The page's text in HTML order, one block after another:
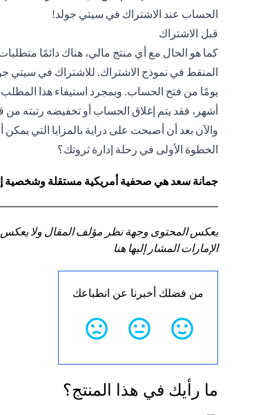
الحساب عند الاشتراك في سيتي جولد!
قبل الاشتراك
كما هو الحال مع أي منتج مالي، هناك دائمًا
أشهر، فقد يتم إغلاق الحساب أو تخفيضه رتبته
والآن بعد أن أصبحت على دراية بالمزايا التي
الخطوة الأولى في رحلة إدارة ثروتك؟
جمانة سعد هي صحفية أمريكية مستقلة وشخصية
يعكس المحتوى وجهة نظر مؤلف المقال ولا يعكس
الإمارات المشار إليها هنا
من فضلك أخبرنا عن انطباعك
ما رأيك في هذا المنتج؟